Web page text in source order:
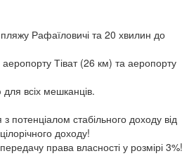
Рафаїловичі та 20 хвилин до
Тіват (26 км) та аеропорту
всіх мешканців.
потенціалом стабільного доходу від
доходу!
права власності у розмірі 3%!